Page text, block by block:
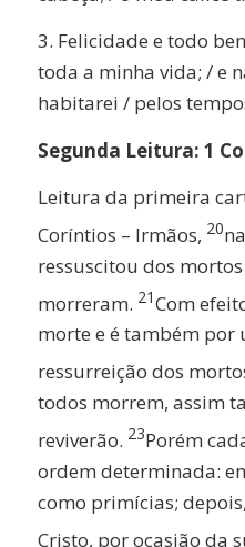
3. Felicidade e todo
toda a minha vida; / e
habitarei / pelos
Segunda Leitura: 1
Leitura da primeira
Coríntios – Irmãos, 20
ressuscitou dos
morreram. 21Com
morte e é também por
ressurreição dos
todos morrem, assim
reviverão. 23Porém
ordem determinada:
como primícias;
Cristo, por ocasião da